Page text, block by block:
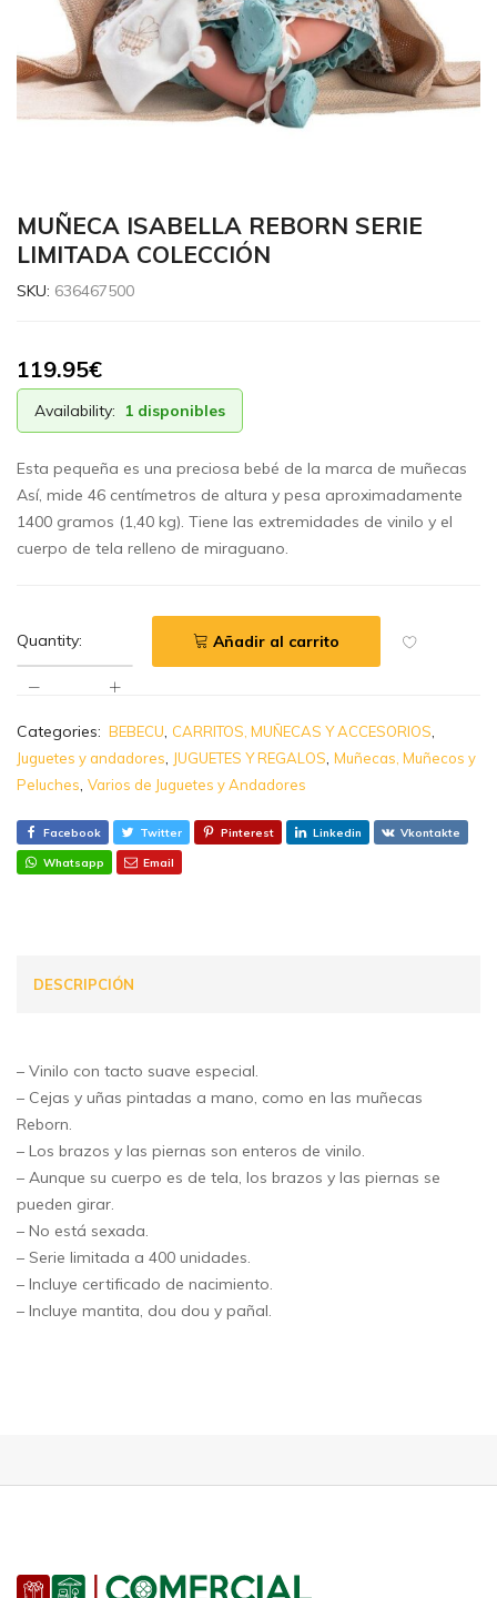
MUÑECA ISABELLA REBORN SERIE
LIMITADA COLECCIÓN
SKU: 636467500
119.95€
Availability: 1 disponibles
Esta pequeña es una preciosa bebé de la marca de muñecas
Así, mide 46 centímetros de altura y pesa aproximadamente
1400 gramos (1,40 kg). Tiene las extremidades de vinilo y el
cuerpo de tela relleno de miraguano.
Quantity: Añadir al carrito
Categories: BEBECU, CARRITOS, MUÑECAS Y ACCESORIOS,
Juguetes y andadores, JUGUETES Y REGALOS, Muñecas, Muñecos y
Peluches, Varios de Juguetes y Andadores
Facebook Twitter Pinterest Linkedin Vkontakte
Whatsapp Email
DESCRIPCIÓN
– Vinilo con tacto suave especial.
– Cejas y uñas pintadas a mano, como en las muñecas
Reborn.
– Los brazos y las piernas son enteros de vinilo.
– Aunque su cuerpo es de tela, los brazos y las piernas se
pueden girar.
– No está sexada.
– Serie limitada a 400 unidades.
– Incluye certificado de nacimiento.
– Incluye mantita, dou dou y pañal.